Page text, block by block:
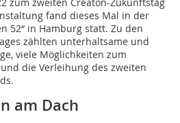
zum zweiten Creaton-Zukunftstag
fand dieses Mal in der
52“ in Hamburg statt. Zu den
zählten unterhaltsame und
viele Möglichkeiten zum
die Verleihung des zweiten
am Dach